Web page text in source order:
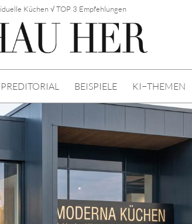
Küchen √ TOP 3 Empfehlungen
PREDITORIAL BEISPIELE KI−THEMEN